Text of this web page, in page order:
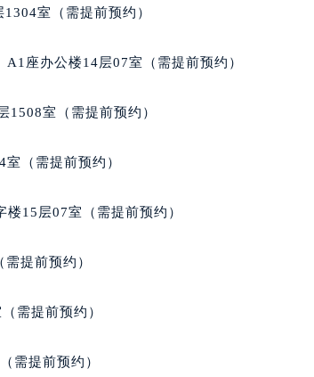
心（需提前预约）
（需提前预约）
（需提前预约）
（需提前预约）
心（需提前预约）
心（需提前预约）
中心（需提前预约）
萧邦售后服务中心（需提前预约）
室（需提前预约）
座办公楼14层07室（需提前预约）
1508室（需提前预约）
（需提前预约）
15层07室（需提前预约）
提前预约）
需提前预约）
需提前预约）